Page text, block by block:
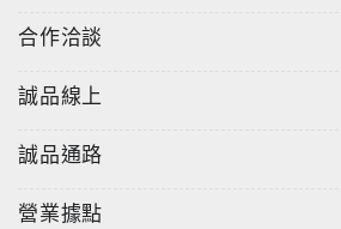
合作洽談
誠品線上
誠品通路
營業據點